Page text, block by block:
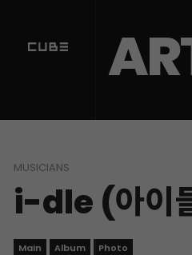
MUSICIANS
i-dle (아이
Main Album Photo